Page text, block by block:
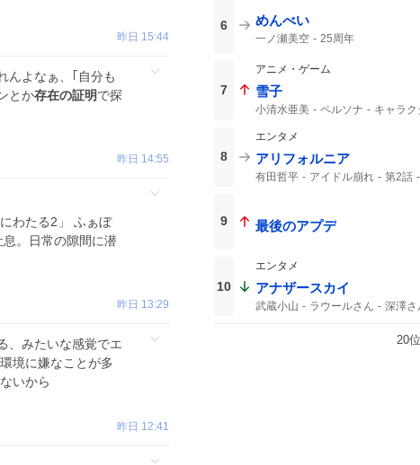
昨日 15:44
んよなぁ、｢自分も
とか存在の証明で探
昨日 14:55
わたる2」 ふぁぼ
。日常の隙間に潜
昨日 13:29
、みたいな感覚でエ
境に嫌なことが多
いから
昨日 12:41
6 めんべい
一ノ瀬美空 25周年
7
アニメ・ゲーム
雪子
小清水亜美 ペルソナ キャラク
8
エンタメ
アリフォルニア
有田哲平 アイドル崩れ 第2話
9 最後のアプデ
10
エンタメ
アナザースカイ
武蔵小山 ラウールさん
深澤さ
どちらかが
ふかラウ
20